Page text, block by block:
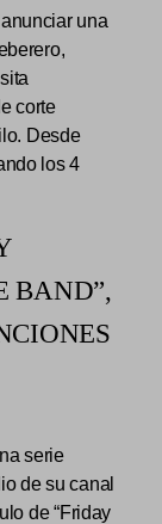
una
corte
Desde
los 4
BAND”,
serie
de su canal
de “Friday